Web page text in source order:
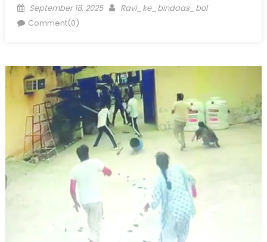
Posted
on
September 18, 2025 Author
Ravi_ke_bindaas_bol
Comment(0)